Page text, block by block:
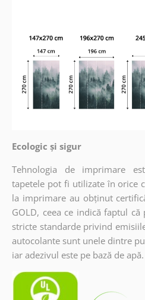
Ecologic și sigur
Tehnologia de imprimare
tapetele pot fi utilizate în orice
la imprimare au obținut
GOLD, ceea ce indică faptul
stricte standarde privind
autocolante sunt unele dintre
iar adezivul este pe bază de apă.